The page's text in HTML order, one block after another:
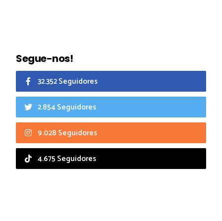
Segue-nos!
32.352 Seguidores
2.854 Seguidores
9.028 Seguidores
4.675 Seguidores